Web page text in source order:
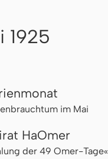
1925
im Mai
HaOmer
der 49 Omer-Tage«